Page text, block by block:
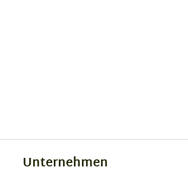
Unternehmen